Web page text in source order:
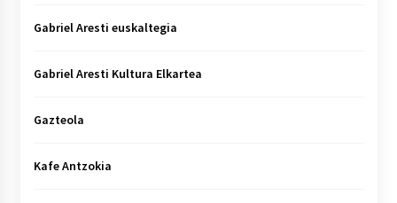
Gabriel Aresti euskaltegia
Gabriel Aresti Kultura Elkartea
Gazteola
Kafe Antzokia